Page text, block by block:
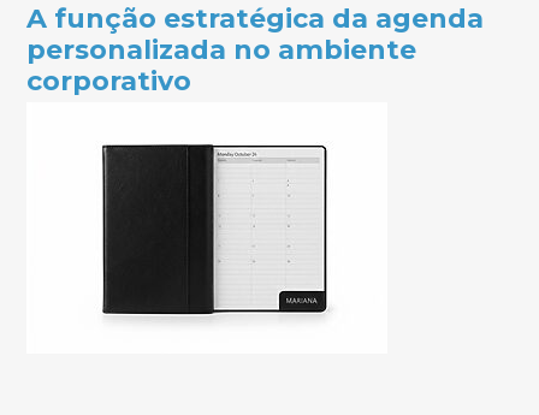
A função estratégica da agenda
personalizada no ambiente
corporativo